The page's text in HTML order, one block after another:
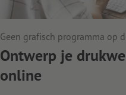
Geen grafisch programma op
Ontwerp je
online